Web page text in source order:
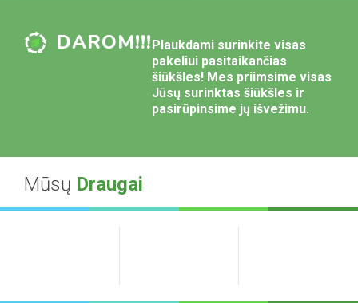
DAROM!!! Plaukdami surinkite visas
pakeliui pasitaikančias
šiūkšles! Mes priimsime visas
Jūsų surinktas šiūkšles ir
pasirūpinsime jų išvežimu.
Mūsų Draugai